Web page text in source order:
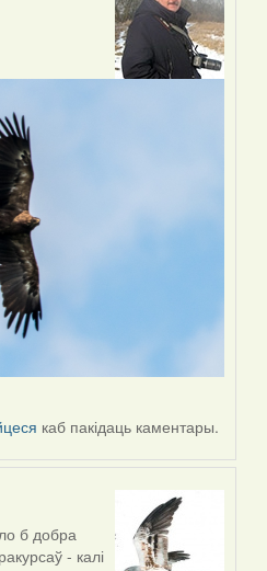
каб пакідаць каментары.
б добра
- калі